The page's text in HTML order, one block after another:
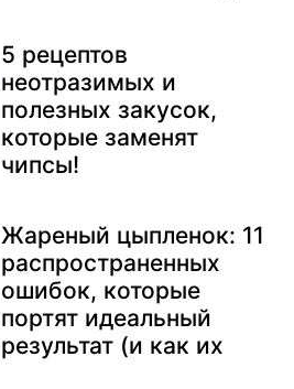
5 рецептов
неотразимых и
полезных закусок,
которые заменят
чипсы!
Жареный цыпленок: 11
распространенных
ошибок, которые
портят идеальный
результат (и как их